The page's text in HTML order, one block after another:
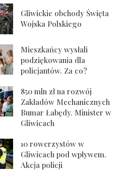
Gliwickie obchody Święta
Wojska Polskiego
Mieszkańcy wysłali
podziękowania dla
policjantów. Za co?
850 mln zł na rozwój
Zakładów Mechanicznych
Bumar Łabędy. Minister w
Gliwicach
10 rowerzystów w
Gliwicach pod wpływem.
Akcja policji